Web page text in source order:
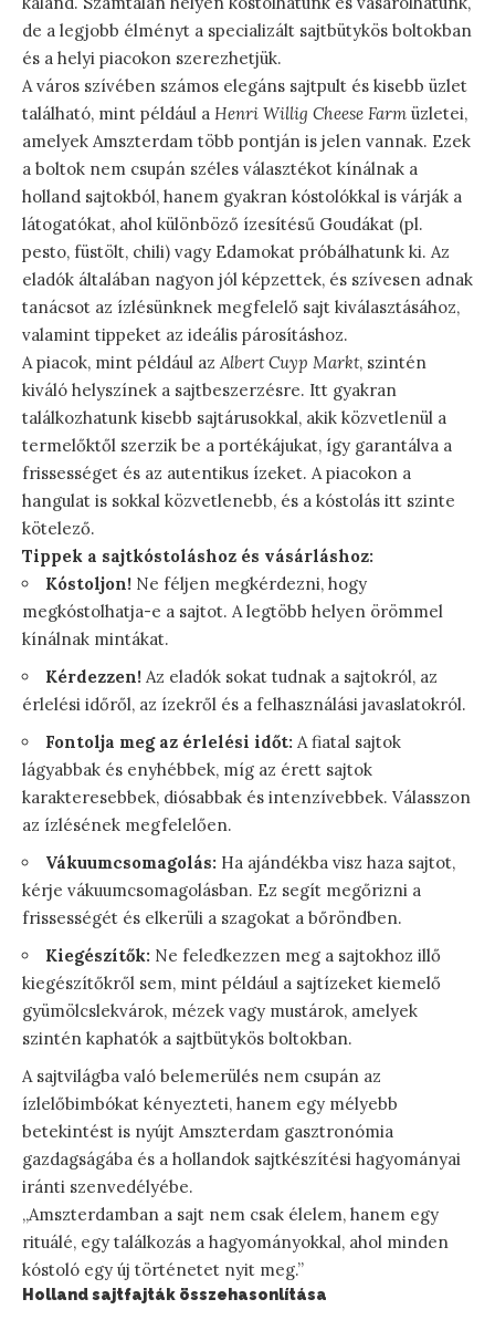
de a legjobb élményt a specializált sajtbütykös boltokban
és a helyi piacokon szerezhetjük.
A város szívében számos elegáns sajtpult és kisebb üzlet
található, mint például a Henri Willig Cheese Farm üzletei,
amelyek Amszterdam több pontján is jelen vannak. Ezek
a boltok nem csupán széles választékot kínálnak a
holland sajtokból, hanem gyakran kóstolókkal is várják a
látogatókat, ahol különböző ízesítésű Goudákat (pl.
pesto, füstölt, chili) vagy Edamokat próbálhatunk ki. Az
eladók általában nagyon jól képzettek, és szívesen adnak
tanácsot az ízlésünknek megfelelő sajt kiválasztásához,
valamint tippeket az ideális párosításhoz.
A piacok, mint például az Albert Cuyp Markt, szintén
kiváló helyszínek a sajtbeszerzésre. Itt gyakran
találkozhatunk kisebb sajtárusokkal, akik közvetlenül a
termelőktől szerzik be a portékájukat, így garantálva a
frissességet és az autentikus ízeket. A piacokon a
hangulat is sokkal közvetlenebb, és a kóstolás itt szinte
kötelező.
Tippek a sajtkóstoláshoz és vásárláshoz:
Kóstoljon! Ne féljen megkérdezni, hogy
megkóstolhatja-e a sajtot. A legtöbb helyen örömmel
kínálnak mintákat.
Kérdezzen! Az eladók sokat tudnak a sajtokról, az
érlelési időről, az ízekről és a felhasználási javaslatokról.
Fontolja meg az érlelési időt: A fiatal sajtok
lágyabbak és enyhébbek, míg az érett sajtok
karakteresebbek, diósabbak és intenzívebbek. Válasszon
az ízlésének megfelelően.
Vákuumcsomagolás: Ha ajándékba visz haza sajtot,
kérje vákuumcsomagolásban. Ez segít megőrizni a
frissességét és elkerüli a szagokat a bőröndben.
Kiegészítők: Ne feledkezzen meg a sajtokhoz illő
kiegészítőkről sem, mint például a sajtízeket kiemelő
gyümölcslekvárok, mézek vagy mustárok, amelyek
szintén kaphatók a sajtbütykös boltokban.
A sajtvilágba való belemerülés nem csupán az
ízlelőbimbókat kényezteti, hanem egy mélyebb
betekintést is nyújt Amszterdam gasztronómia
gazdagságába és a hollandok sajtkészítési hagyományai
iránti szenvedélyébe.
„Amszterdamban a sajt nem csak élelem, hanem egy
rituálé, egy találkozás a hagyományokkal, ahol minden
kóstoló egy új történetet nyit meg.”
Holland sajtfajták összehasonlítása